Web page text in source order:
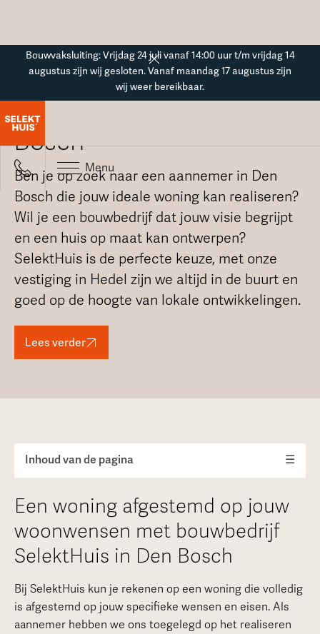
Bouwvaksluiting: Vrijdag 24 juli vanaf 14:00 uur t/m vrijdag 14
augustus zijn wij gesloten. Vanaf maandag 17 augustus zijn
wij weer bereikbaar.
Menu
Bouwbedrijf in Den
Bosch
Ben je op zoek naar een aannemer in Den
Bosch die jouw ideale woning kan realiseren?
Wil je een bouwbedrijf dat jouw visie begrijpt
en een huis op maat kan ontwerpen?
SelektHuis is de perfecte keuze, met onze
vestiging in Hedel zijn we altijd in de buurt en
goed op de hoogte van lokale ontwikkelingen.
Lees verder
Inhoud van de pagina ☰
Een woning afgestemd op jouw
woonwensen met bouwbedrijf
SelektHuis in Den Bosch
Bij SelektHuis kun je rekenen op een woning die volledig
is afgestemd op jouw specifieke wensen en eisen. Als
aannemer hebben we ons toegelegd op het realiseren